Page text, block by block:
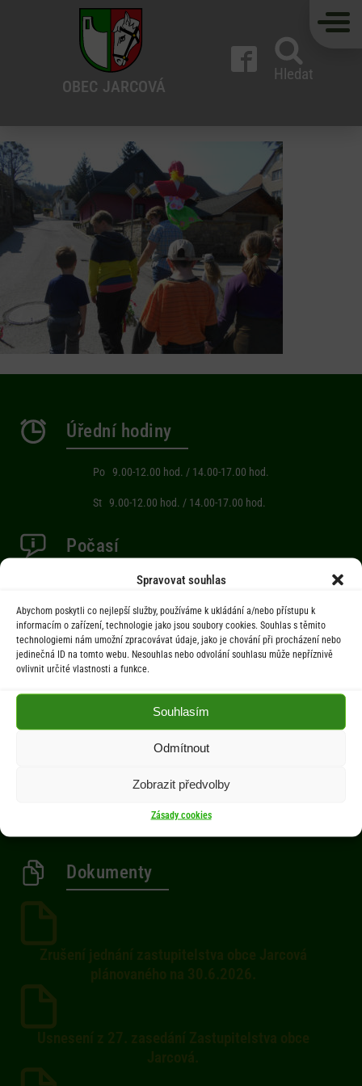
Spravovat souhlas
Abychom poskytli co nejlepší služby, používáme k ukládání a/nebo přístupu k
informacím o zařízení, technologie jako jsou soubory cookies. Souhlas s těmito
technologiemi nám umožní zpracovávat údaje, jako je chování při procházení nebo
jedinečná ID na tomto webu. Nesouhlas nebo odvolání souhlasu může nepříznivě
ovlivnit určité vlastnosti a funkce.
Souhlasím
Odmítnout
Zobrazit předvolby
Zásady cookies
OBEC JARCOVÁ
Hledat
Úřední hodiny
Po 9.00-12.00 hod. / 14.00-17.00 hod.
St 9.00-12.00 hod. / 14.00-17.00 hod.
Počasí
Aktuální informace o počasí z meteostanice (Brňov) vzdálené 2km od
obce Jarcová.
Menu
Obec
Aktuality
Kontakty
Dokumenty